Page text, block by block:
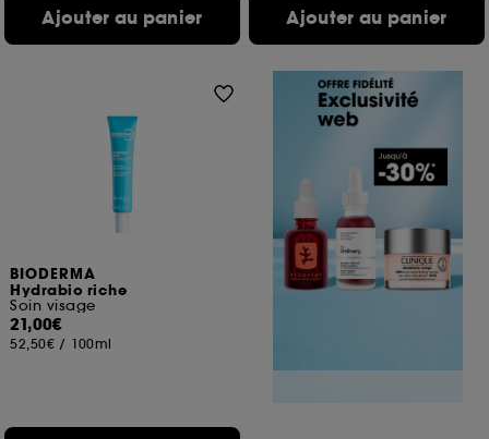
Ajouter au panier Ajouter au panier
BIODERMA
Hydrabio riche
Soin visage
21,00€
52,50€ / 100ml